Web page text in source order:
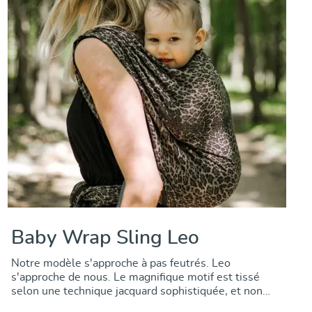
Baby Wrap Sling Leo
Notre modèle s'approche à pas feutrés. Leo
s'approche de nous. Le magnifique motif est tissé
selon une technique jacquard sophistiquée, et non